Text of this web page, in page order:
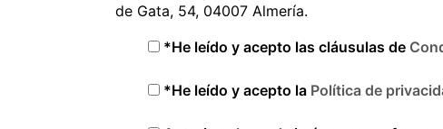
de Gata, 54, 04007 Almería.
*He leído y acepto las cláusulas de
*He leído y acepto la Política de